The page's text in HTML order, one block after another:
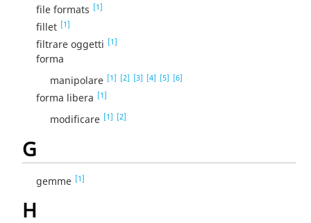
file formats [1]
fillet [1]
filtrare oggetti [1]
forma
manipolare [1] [2] [3] [4] [5] [6]
forma libera [1]
modificare [1] [2]
G
gemme [1]
H